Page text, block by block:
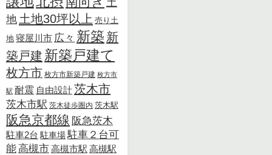
地 土地30坪以上 売り土
地 寝屋川市 広々 新築 新
築戸建 新築戸建て
枚方市 枚方市新築戸建 枚方市
駅 耐震 自由設計茨木市
茨木市駅 茨木徒歩圏内 茨木駅
阪急京都線 阪急茨木
駐車2台 駐車場駐車２台可
能高槻市高槻市駅 高槻駅